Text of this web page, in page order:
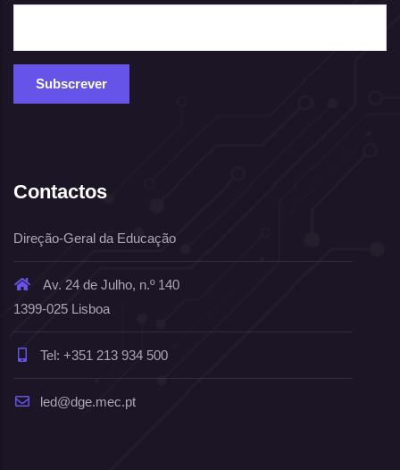
Contactos
Direção-Geral da Educação
Av. 24 de Julho, n.º 140
1399-025 Lisboa
Tel: +351 213 934 500
led@dge.mec.pt